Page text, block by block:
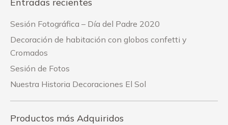
Sesión Fotográfica – Día del Padre 2020
Decoración de habitación con globos confetti y
Cromados
Sesión de Fotos
Nuestra Historia Decoraciones El Sol
Productos más Adquiridos